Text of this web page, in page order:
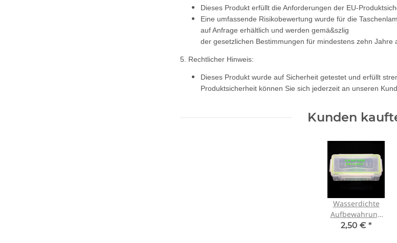
Dieses Produkt erfüllt die Anforderungen der EU-
Eine umfassende Risikobewertung wurde für die
auf Anfrage erhältlich und werden gemä&szlig
der gesetzlichen Bestimmungen für mindestens zehn Jahre
5. Rechtlicher Hinweis:
Dieses Produkt wurde auf Sicherheit getestet und erfüllt
Produktsicherheit können Sie sich jederzeit an unseren
Kunden
Wasserdichte
Aufbewahrung
für 2x18650er
2,50 € *